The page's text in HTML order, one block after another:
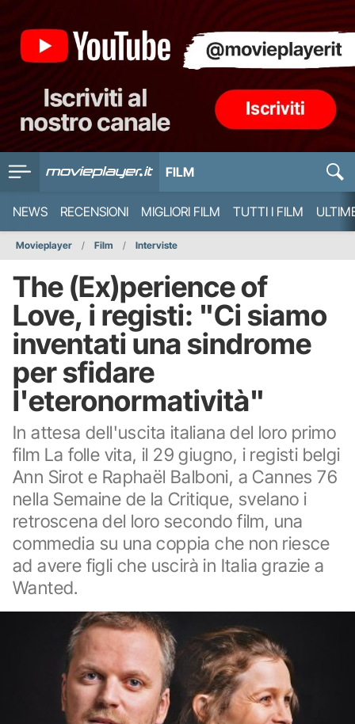
FILM
NEWS RECENSIONI MIGLIORI FILM TUTTI I FILM
Movieplayer Film Interviste
The (Ex)perience of
Love, i registi: "Ci siamo
inventati una sindrome
per sfidare
l'eteronormatività"
In attesa dell'uscita italiana del loro primo
film La folle vita, il 29 giugno, i registi belgi
Ann Sirot e Raphaël Balboni, a Cannes 76
nella Semaine de la Critique, svelano i
retroscena del loro secondo film, una
commedia su una coppia che non riesce
ad avere figli che uscirà in Italia grazie a
Wanted.